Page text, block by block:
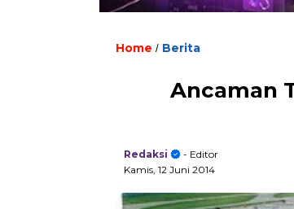
Home / Berita
Ancaman
Redaksi
- Editor
Kamis, 12 Juni 2014